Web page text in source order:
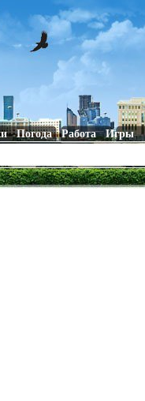
Погода Работа Игры